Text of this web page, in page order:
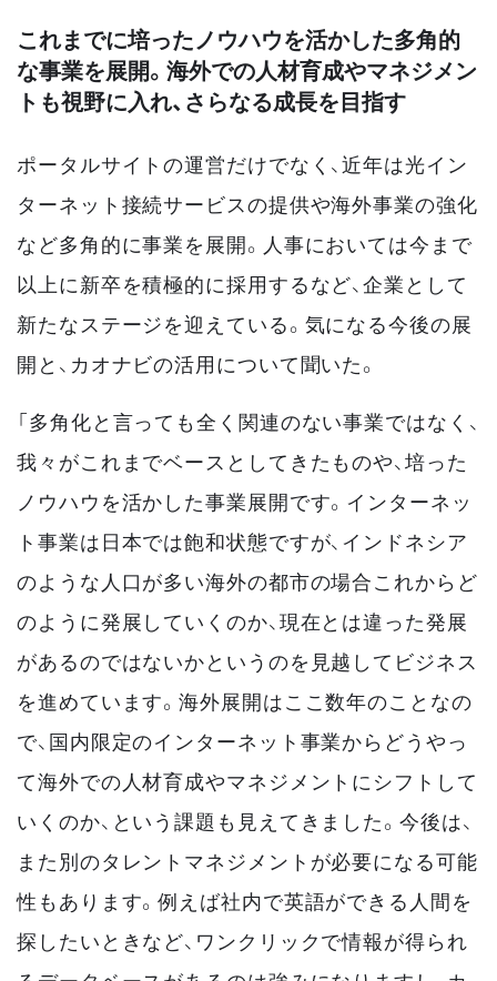
これまでに培ったノウハウを活かした多角的
な事業を展開。海外での人材育成やマネジメン
トも視野に入れ、さらなる成長を目指す
ポータルサイトの運営だけでなく、近年は光イン
ターネット接続サービスの提供や海外事業の強化
など多角的に事業を展開。人事においては今まで
以上に新卒を積極的に採用するなど、企業として
新たなステージを迎えている。気になる今後の展
開と、カオナビの活用について聞いた。
「多角化と言っても全く関連のない事業ではなく、
我々がこれまでベースとしてきたものや、培った
ノウハウを活かした事業展開です。インターネッ
ト事業は日本では飽和状態ですが、インドネシア
のような人口が多い海外の都市の場合これからど
のように発展していくのか、現在とは違った発展
があるのではないかというのを見越してビジネス
を進めています。海外展開はここ数年のことなの
で、国内限定のインターネット事業からどうやっ
て海外での人材育成やマネジメントにシフトして
いくのか、という課題も見えてきました。今後は、
また別のタレントマネジメントが必要になる可能
性もあります。例えば社内で英語ができる人間を
探したいときなど、ワンクリックで情報が得られ